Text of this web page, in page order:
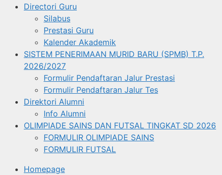
Directori Guru
Silabus
Prestasi Guru
Kalender Akademik
SISTEM PENERIMAAN MURID BARU (SPMB) T.P.
2026/2027
Formulir Pendaftaran Jalur Prestasi
Formulir Pendaftaran Jalur Tes
Direktori Alumni
Info Alumni
OLIMPIADE SAINS DAN FUTSAL TINGKAT SD 2026
FORMULIR OLIMPIADE SAINS
FORMULIR FUTSAL
Homepage